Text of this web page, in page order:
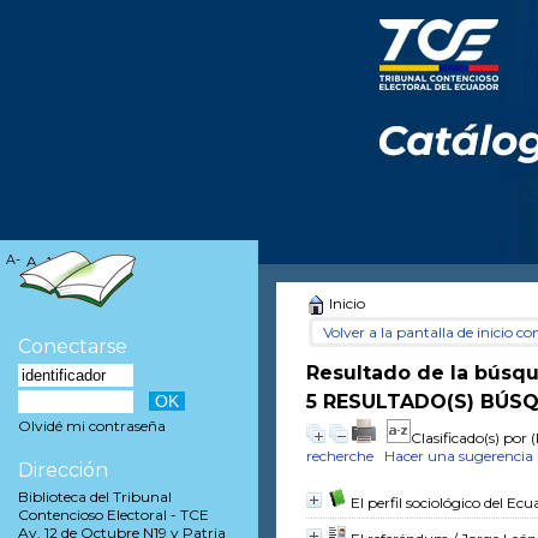
Inicio
Volver a la pantalla de inicio
Resultado de la
5 RESULTADO(S)
Clasificado(s) por
recherche
Hacer una sugerencia
El perfil sociológico del
A- A A+
Conectarse
Olvidé mi contraseña
Dirección
Biblioteca del Tribunal
Contencioso Electoral - TCE
Av. 12 de Octubre N19 y Patria